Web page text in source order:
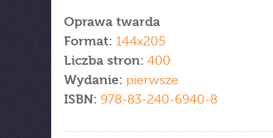
Oprawa twarda
Format: 144x205
Liczba stron: 400
Wydanie: pierwsze
ISBN: 978-83-240-6940-8